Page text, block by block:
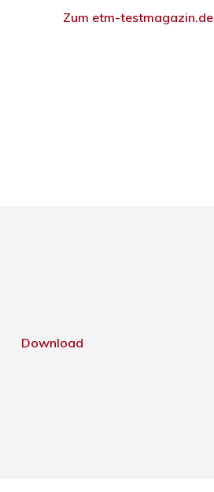
Zum etm-testmagazin.de
Download